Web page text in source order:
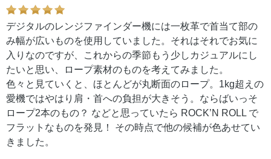
デジタルのレンジファインダー機には一枚革で首当て部の
み幅が広いものを使用していました。それはそれでお気に
入りなのですが、これからの季節もう少しカジュアルにし
たいと思い、ロープ素材のものを考えてみました。
色々と見ていくと、ほとんどが丸断面のロープ。1kg超えの
愛機ではやはり肩・首への負担が大きそう。ならばいっそ
ロープ2本のもの？ などと思っていたら ROCK’N ROLL で
フラットなものを発見！ その時点で他の候補が色あせてい
きました。